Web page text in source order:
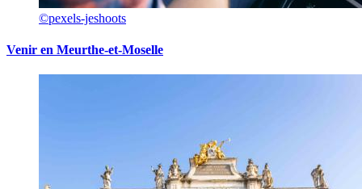
©pexels-jeshoots
Venir en Meurthe-et-Moselle